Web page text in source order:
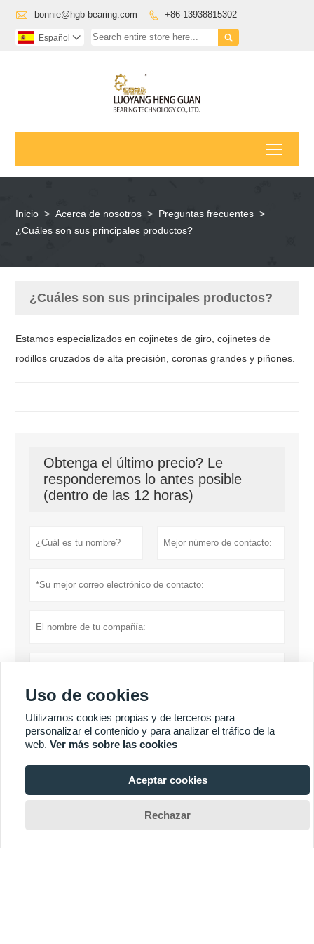

 bonnie@hgb-bearing.com  +86-13938815302

Español 
Inicio > Acerca de nosotros > Preguntas frecuentes >
¿Cuáles son sus principales productos?
¿Cuáles son sus principales productos?
Estamos especializados en cojinetes de giro, cojinetes de
rodillos cruzados de alta precisión, coronas grandes y piñones.
Obtenga el último precio? Le
responderemos lo antes posible
(dentro de las 12 horas)
presentar Política de privacidad
Uso de cookies
Utilizamos cookies propias y de terceros para
personalizar el contenido y para analizar el tráfico de la
web. Ver más sobre las cookies
Aceptar cookies
Rechazar